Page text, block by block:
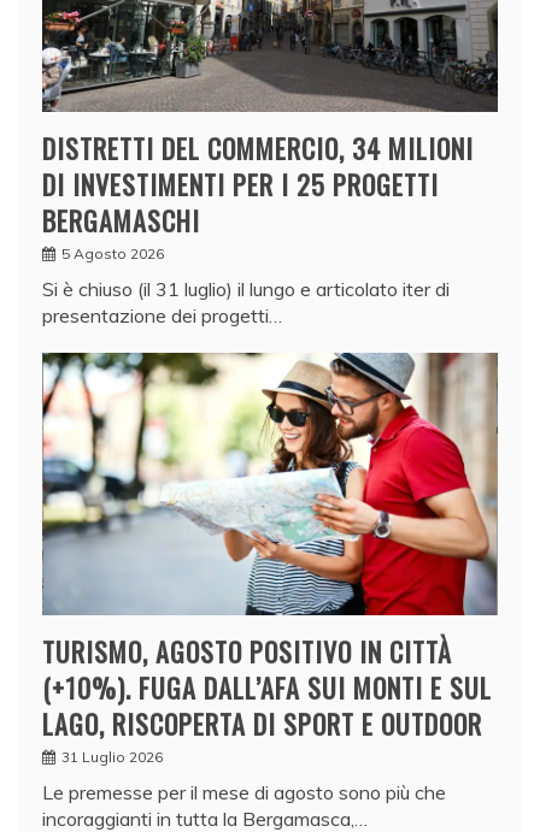
DISTRETTI DEL COMMERCIO, 34 MILIONI
DI INVESTIMENTI PER I 25 PROGETTI
BERGAMASCHI
5 Agosto 2026
Si è chiuso (il 31 luglio) il lungo e articolato iter di
presentazione dei progetti…
TURISMO, AGOSTO POSITIVO IN CITTÀ
(+10%). FUGA DALL’AFA SUI MONTI E SUL
LAGO, RISCOPERTA DI SPORT E OUTDOOR
31 Luglio 2026
Le premesse per il mese di agosto sono più che
incoraggianti in tutta la Bergamasca,…